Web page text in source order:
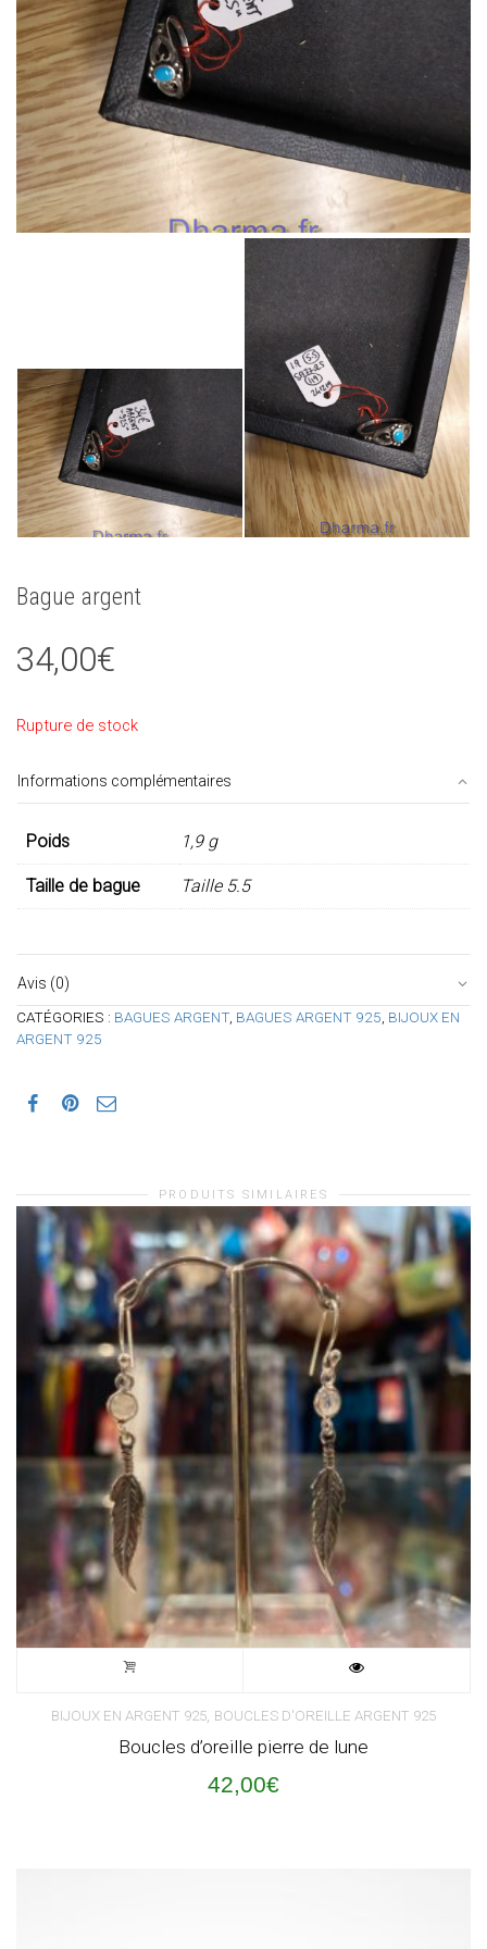
Bague argent
34,00€
Rupture de stock
Informations complémentaires
Poids 1,9 g
Taille de bague Taille 5.5
Avis (0)
CATÉGORIES : BAGUES ARGENT, BAGUES ARGENT 925, BIJOUX EN
ARGENT 925
PRODUITS SIMILAIRES
BIJOUX EN ARGENT 925, BOUCLES D'OREILLE ARGENT 925
Boucles d’oreille pierre de lune
42,00€